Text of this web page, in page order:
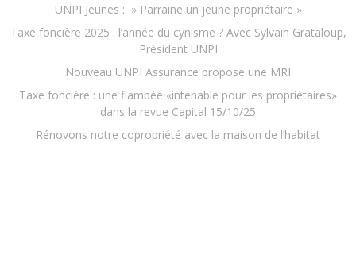
UNPI Jeunes : » Parraine un jeune propriétaire »
Taxe foncière 2025 : l’année du cynisme ? Avec Sylvain Grataloup,
Président UNPI
Nouveau UNPI Assurance propose une MRI
Taxe foncière : une flambée «intenable pour les propriétaires»
dans la revue Capital 15/10/25
Rénovons notre copropriété avec la maison de l’habitat